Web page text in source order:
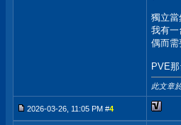
獨立當
我有一
偶而
PVE
此文章
2026-03-26, 11:05 PM #4